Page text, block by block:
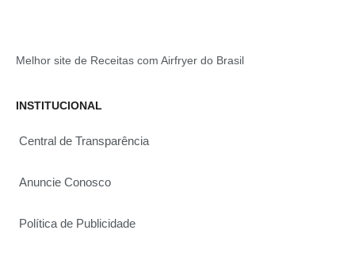
Melhor site de Receitas com Airfryer do Brasil
INSTITUCIONAL
Central de Transparência
Anuncie Conosco
Política de Publicidade